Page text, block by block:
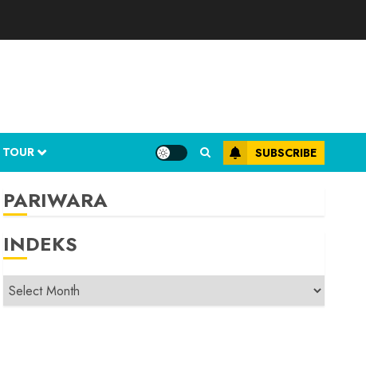
TOUR SUBSCRIBE
PARIWARA
INDEKS
INDEKS